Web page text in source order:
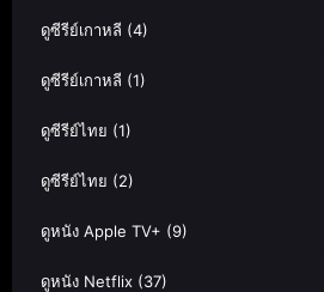
ดูซีรีย์เกาหลี (4)
ดูซีรีย์เกาหลี (1)
ดูซีรีย์ไทย (1)
ดูซีรีย์ไทย (2)
ดูหนัง Apple TV+ (9)
ดูหนัง Netflix (37)